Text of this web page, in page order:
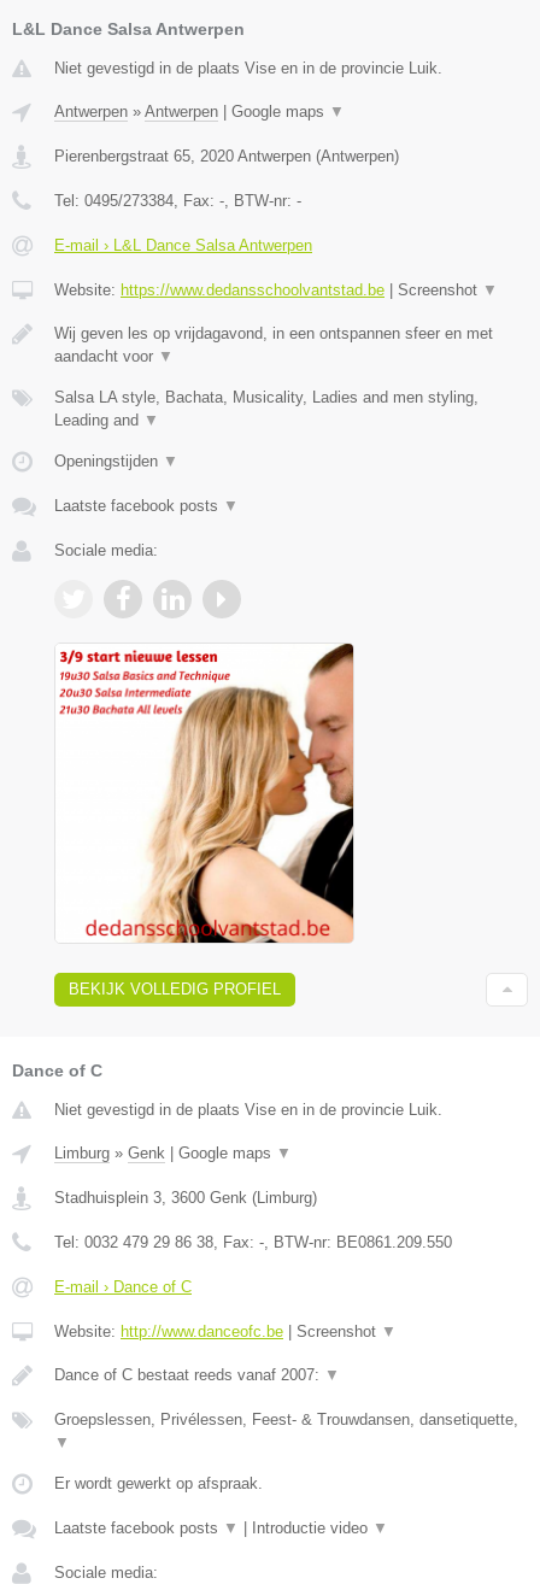
L&L Dance Salsa Antwerpen
Niet gevestigd in de plaats Vise en in de provincie Luik.
Antwerpen » Antwerpen | Google maps ▼
Pierenbergstraat 65 2020 Antwerpen (Antwerpen)
Tel: 0495/273384 , Fax: - , BTW-nr: -
E-mail › L&L Dance Salsa Antwerpen
Website: https://www.dedansschoolvantstad.be | Screenshot ▼
Wij geven les op vrijdagavond, in een ontspannen sfeer en met
aandacht voor ▼
Salsa LA style, Bachata, Musicality, Ladies and men styling,
Leading and ▼
Openingstijden ▼
Laatste facebook posts ▼
Sociale media:
BEKIJK VOLLEDIG PROFIEL
Dance of C
Niet gevestigd in de plaats Vise en in de provincie Luik.
Limburg » Genk | Google maps ▼
Stadhuisplein 3 3600 Genk (Limburg)
Tel: 0032 479 29 86 38 , Fax: - , BTW-nr: BE0861.209.550
E-mail › Dance of C
Website: http://www.danceofc.be | Screenshot ▼
Dance of C bestaat reeds vanaf 2007: ▼
Groepslessen, Privélessen, Feest- & Trouwdansen, dansetiquette,
▼
Er wordt gewerkt op afspraak.
Laatste facebook posts ▼ | Introductie video ▼
Sociale media: